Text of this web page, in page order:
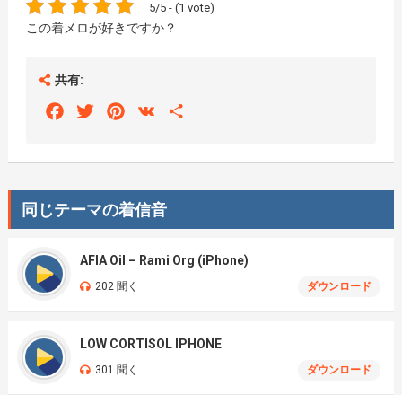
5/5 - (1 vote)
この着メロが好きですか？
共有:
FacebookTwitterPinterest
VK
同じテーマの着信音
AFIA Oil – Rami Org (iPhone)
202 聞く ダウンロード
LOW CORTISOL IPHONE
301 聞く ダウンロード